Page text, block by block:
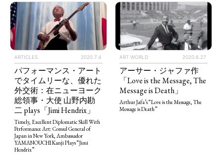
ART WORLD CULTURAL ESSAYS POP CULTURE JP-SOCIETY
POLITICS REVIEWS ARTICLES
ARTICLES 2020.7.4
パフォーマンス・アート
でタイムリーな、優れた
外交術：在ニューヨーク
総領事・大使 山野内勘
二 plays「Jimi Hendrix」
Timely, Excellent Diplomatic Skill With
Performance Art: Consul General of
Japan in New York, Ambassador
YAMANOUCHI Kanji Plays “Jimi
Hendrix”
ART WORLD 2020.6.27
アーサー・ジャファ作
「Love is the Message, The
Message is Death」
Arthur Jafa’s “Love is the Message, The
Message is Death”